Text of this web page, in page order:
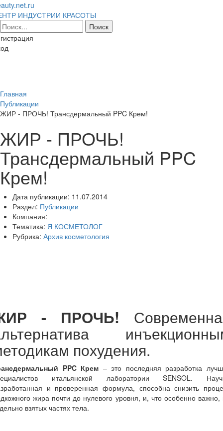
ИНДУСТРИИ КРАСОТЫ
Главная
Публикации
ЖИР - ПРОЧЬ! Трансдермальный PPC Крем!
ЖИР - ПРОЧЬ!
Трансдермальный PPC
Крем!
Дата публикации: 11.07.2014
Раздел: Публикации
Компания:
Тематика: Я КОСМЕТОЛОГ
Рубрика: Архив косметология
- ПРОЧЬ!
похудения.
PPC Крем – это последняя разработка
итальянской лаборатории SENSOL.
и проверенная формула, способна снизить
жира почти до нулевого уровня, и, что особенно важно,
взятых частях тела.